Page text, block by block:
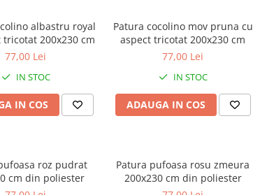
albastru royal
tricotat 200x230 cm
77,00 Lei
IN STOC
IN COS
Patura cocolino mov pruna cu
aspect tricotat 200x230 cm
77,00 Lei
IN STOC
ADAUGA IN COS
roz pudrat
cm din poliester
Patura pufoasa rosu zmeura
200x230 cm din poliester